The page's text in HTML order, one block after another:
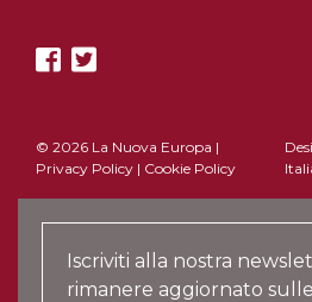
© 2026 La Nuova Europa |
Privacy Policy | Cookie Policy
Iscriviti alla nostra
rimanere aggiornato